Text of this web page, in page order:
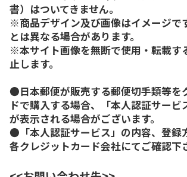
書）はついてきません。
※商品デザイン及び画像はイメージで
とは異なる場合があります。
※本サイト画像を無断で使用・転載す
止します。
●日本郵便が販売する郵便切手類等を
ドで購入する場合、「本人認証サービ
が表示される場合がございます。
●「本人認証サービス」の内容、登録
各クレジットカード会社にてご確認下